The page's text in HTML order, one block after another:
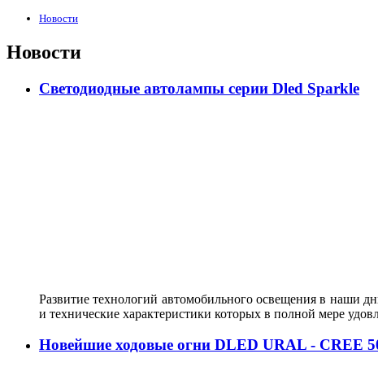
Новости
Новости
Светодиодные автолампы серии Dled Sparkle
Развитие технологий автомобильного освещения в наши
и технические характеристики которых в полной мере
Новейшие ходовые огни DLED URAL - CREE